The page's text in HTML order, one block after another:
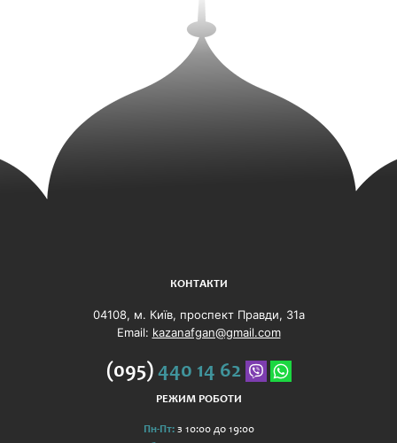
КОНТАКТИ
04108, м. Київ, проспект Правди, 31а
Email: kazanafgan@gmail.com
(095)440 14 62
РЕЖИМ РОБОТИ
Пн-Пт:з 10:00 до 19:00